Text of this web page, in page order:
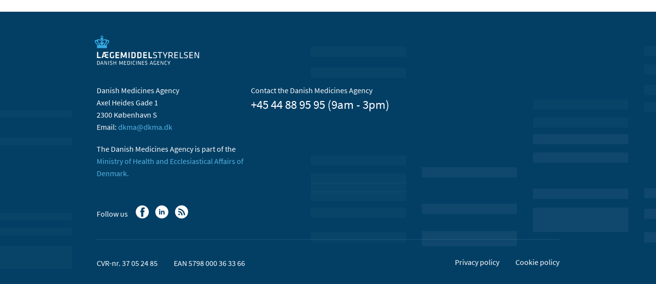
Danish Medicines Agency
Axel Heides Gade 1
2300 København S
Email: dkma@dkma.dk
The Danish Medicines Agency is part of the
Ministry of Health and Ecclesiastical Affairs of
Denmark.
Contact the Danish Medicines Agency
+45 44 88 95 95 (9am - 3pm)
Follow us
CVR-nr. 37 05 24 85 EAN 5798 000 36 33 66 Privacy policy Cookie policy